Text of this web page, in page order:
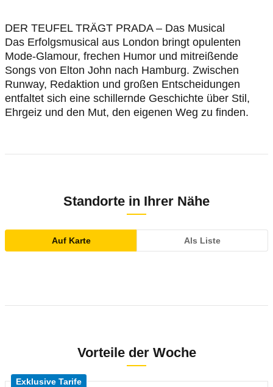
DER TEUFEL TRÄGT PRADA – Das Musical
Das Erfolgsmusical aus London bringt opulenten
Mode-Glamour, frechen Humor und mitreißende
Songs von Elton John nach Hamburg. Zwischen
Runway, Redaktion und großen Entscheidungen
entfaltet sich eine schillernde Geschichte über Stil,
Ehrgeiz und den Mut, den eigenen Weg zu finden.
Standorte in Ihrer Nähe
Auf Karte Als Liste
Vorteile der Woche
Exklusive Tarife